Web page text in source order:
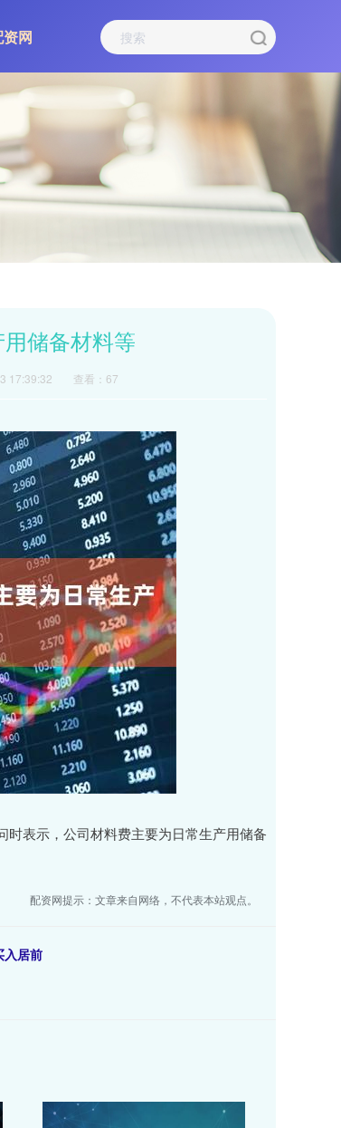
网
储备材料等
17:39:32 查看：67
表示，公司材料费主要为日常生产用储备
配资网提示：文章来自网络，不代表本站观点。
入居前